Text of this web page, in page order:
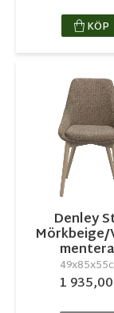
KÖP
Denley
1 935,00